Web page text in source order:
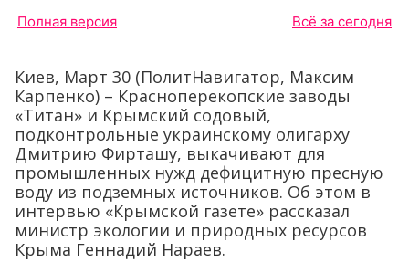
Полная версия Всё за сегодня
Киев, Март 30 (ПолитНавигатор, Максим
Карпенко) – Красноперекопские заводы
«Титан» и Крымский содовый,
подконтрольные украинскому олигарху
Дмитрию Фирташу, выкачивают для
промышленных нужд дефицитную пресную
воду из подземных источников. Об этом в
интервью «Крымской газете» рассказал
министр экологии и природных ресурсов
Крыма Геннадий Нараев.